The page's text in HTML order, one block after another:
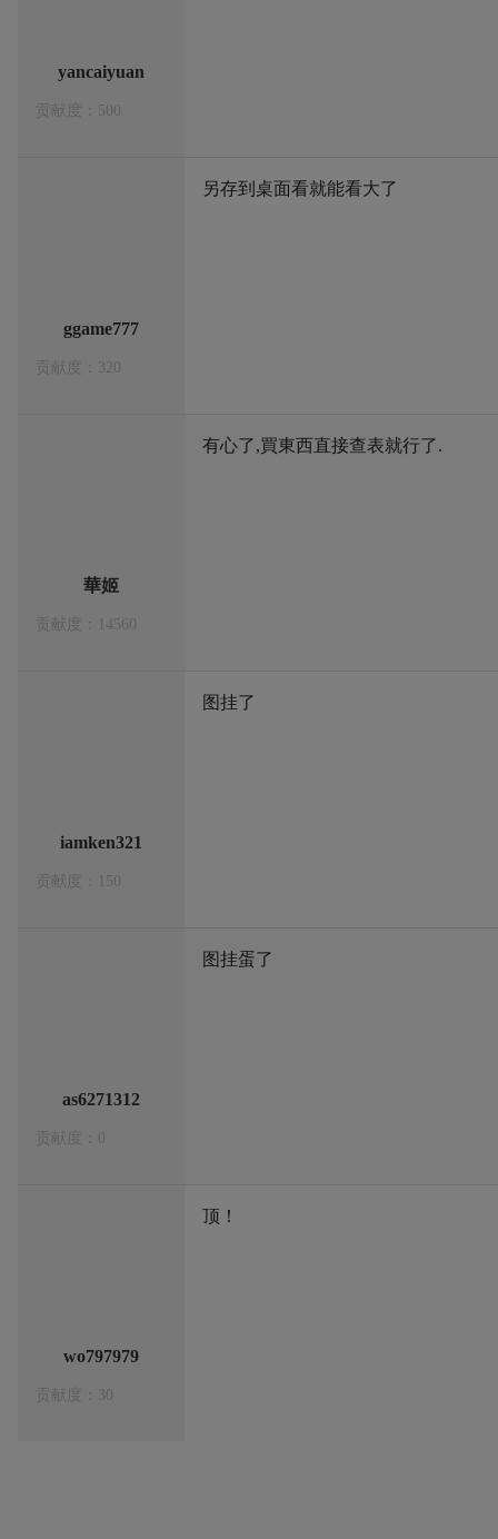
yancaiyuan
贡献度：500
ggame777
贡献度：320
另存到桌面看就能看大了
華姬
贡献度：14560
有心了,買東西直接查表就行了.
iamken321
贡献度：150
图挂了
as6271312
贡献度：0
图挂蛋了
wo797979
贡献度：30
顶！